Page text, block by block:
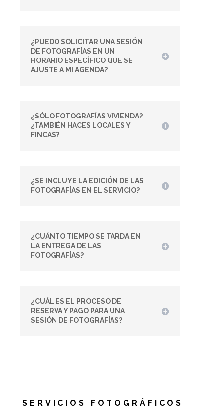
¿PUEDO SOLICITAR UNA SESIÓN
DE FOTOGRAFÍAS EN UN
HORARIO ESPECÍFICO QUE SE
AJUSTE A MI AGENDA?
¿SÓLO FOTOGRAFÍAS VIVIENDA?
¿TAMBIÉN HACES LOCALES Y
FINCAS?
¿SE INCLUYE LA EDICIÓN DE LAS
FOTOGRAFÍAS EN EL SERVICIO?
¿CUÁNTO TIEMPO SE TARDA EN
LA ENTREGA DE LAS
FOTOGRAFÍAS?
¿CUÁL ES EL PROCESO DE
RESERVA Y PAGO PARA UNA
SESIÓN DE FOTOGRAFÍAS?
SERVICIOS FOTOGRÁFICOS